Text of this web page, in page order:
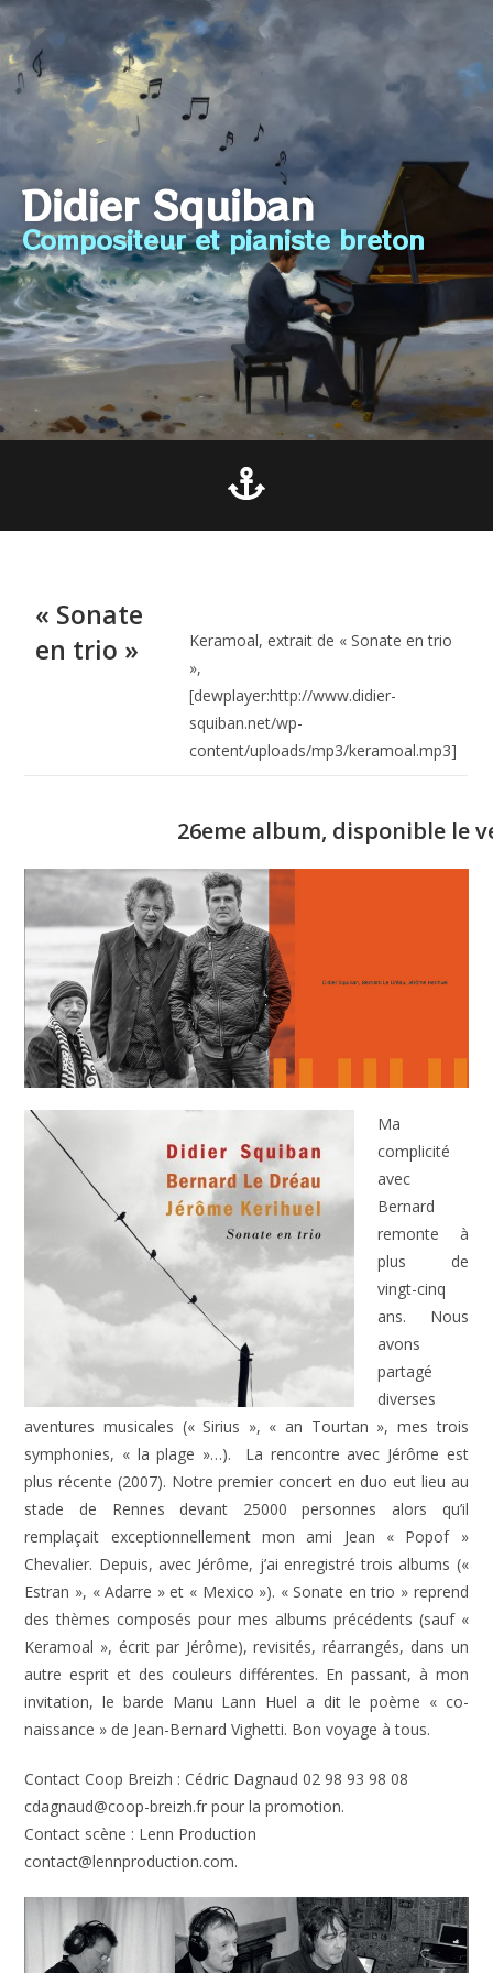
Didier Squiban
Compositeur et pianiste breton
« Sonate
en trio »
Keramoal, extrait de « Sonate en trio
»,
[dewplayer:http://www.didier-
squiban.net/wp-
content/uploads/mp3/keramoal.mp3]
26eme album, disponible le
Ma
complicité
avec
Bernard
remonte à
plus de
vingt-cinq
ans. Nous
avons
partagé
diverses
aventures musicales (« Sirius », « an Tourtan », mes trois
symphonies, « la plage »…). La rencontre avec Jérôme est
plus récente (2007). Notre premier concert en duo eut lieu au
stade de Rennes devant 25000 personnes alors qu’il
remplaçait exceptionnellement mon ami Jean « Popof »
Chevalier. Depuis, avec Jérôme, j’ai enregistré trois albums («
Estran », « Adarre » et « Mexico »). « Sonate en trio » reprend
des thèmes composés pour mes albums précédents (sauf «
Keramoal », écrit par Jérôme), revisités, réarrangés, dans un
autre esprit et des couleurs différentes. En passant, à mon
invitation, le barde Manu Lann Huel a dit le poème « co-
naissance » de Jean-Bernard Vighetti. Bon voyage à tous.
Contact Coop Breizh : Cédric Dagnaud 02 98 93 98 08
cdagnaud@coop-breizh.fr pour la promotion.
Contact scène : Lenn Production
contact@lennproduction.com.